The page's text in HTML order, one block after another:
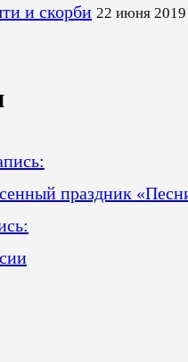
и скорби 22 июня 2019
праздник